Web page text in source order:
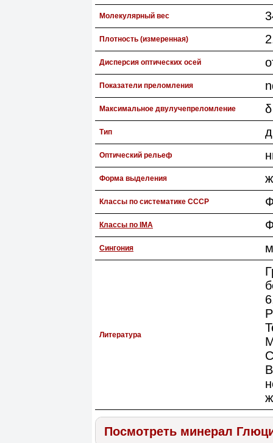
Молекулярный вес
Плотность (измеренная)
Дисперсия оптических осей
Показатели преломления
Максимальное двулучепреломление
Тип
Оптический рельеф
Форма выделения
Классы по систематике СССР
Классы по IMA
Сингония
Литература
Посмотреть минерал